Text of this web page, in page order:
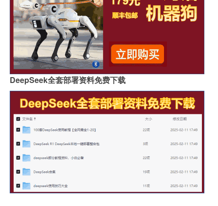
DeepSeek全套部署资料免费下载